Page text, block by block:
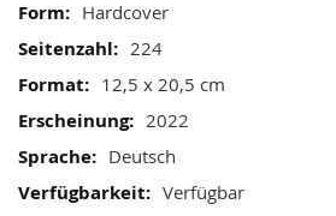
Hardcover
224
12,5 x 20,5 cm
2022
Deutsch
Verfügbar